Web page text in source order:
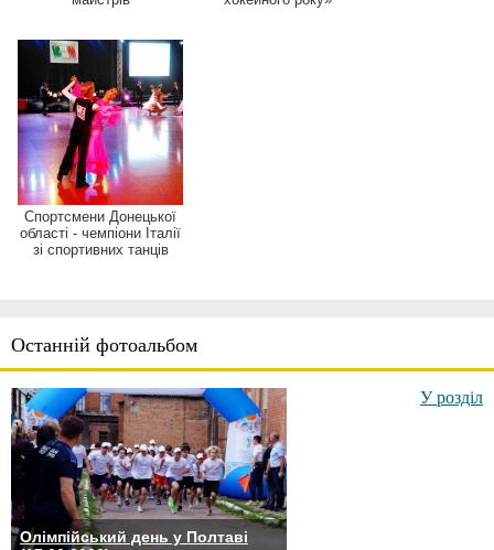
Останній фотоальбом
Олімпійський день у Полтаві
У розділ
Спортсмени Донецької
області - чемпіони Італії
зі спортивних танців